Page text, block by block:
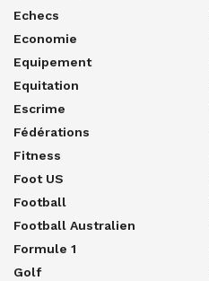
Echecs
Economie
Equipement
Equitation
Escrime
Fédérations
Fitness
Foot US
Football
Football Australien
Formule 1
Golf